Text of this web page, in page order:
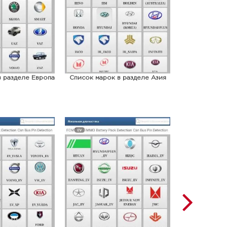
разделе Европа Список марок в разделе Азия